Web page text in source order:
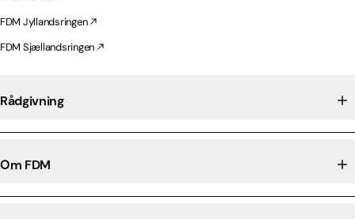
FDM Jyllandsringen
FDM Sjællandsringen
Rådgivning
Om FDM